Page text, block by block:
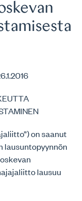
on saanut
lausuntopyynnön
lausuu